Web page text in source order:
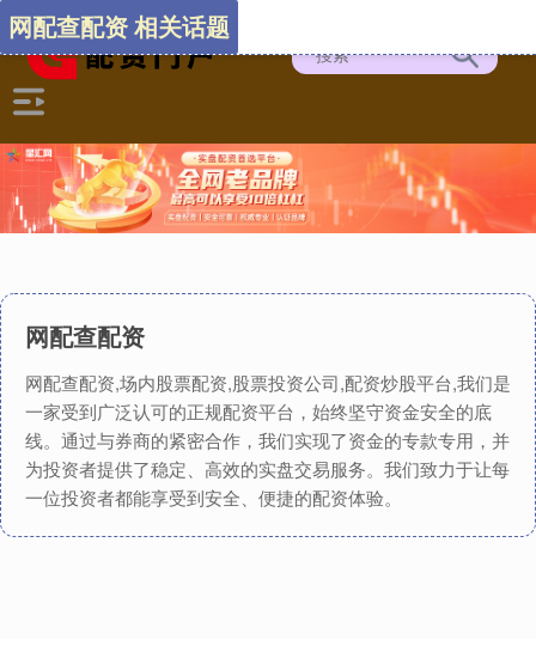
网配查配资
网配查配资,场内股票配资,股票投资公司,配资炒股平台,我们是
一家受到广泛认可的正规配资平台，始终坚守资金安全的底
线。通过与券商的紧密合作，我们实现了资金的专款专用，并
为投资者提供了稳定、高效的实盘交易服务。我们致力于让每
一位投资者都能享受到安全、便捷的配资体验。
网配查配资 相关话题